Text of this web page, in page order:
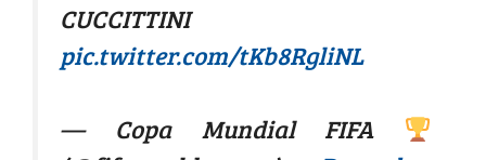
CUCCITTINI
pic.twitter.com/tKb8RgliNL
— Copa Mundial FIFA